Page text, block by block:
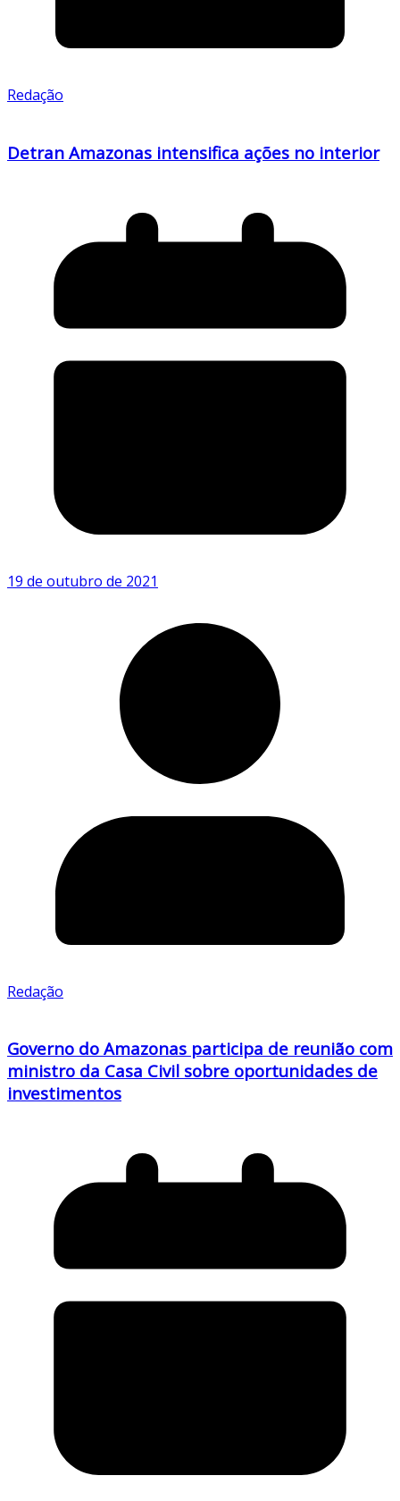
Redação
Detran Amazonas intensifica ações no interior
19 de outubro de 2021
Redação
Governo do Amazonas participa de reunião com
ministro da Casa Civil sobre oportunidades de
investimentos